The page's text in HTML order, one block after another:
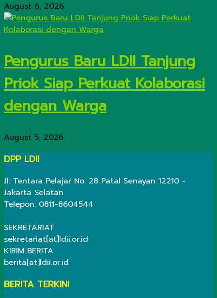
August 6, 2026
Pengurus Baru LDII Tanjung
Priok Siap Perkuat Kolaborasi
dengan Warga
August 5, 2026
DPP LDII
Jl. Tentara Pelajar No. 28 Patal Senayan 12210 -
Jakarta Selatan.
Telepon: 0811-8604544
SEKRETARIAT
sekretariat[at]ldii.or.id
KIRIM BERITA
berita[at]ldii.or.id
BERITA TERKINI